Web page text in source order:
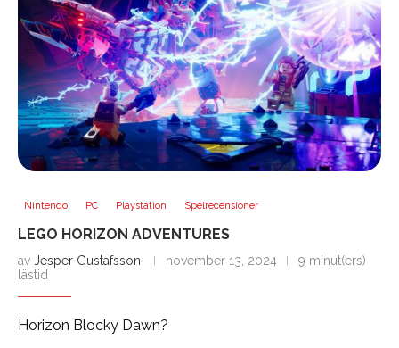
Nintendo PC Playstation Spelrecensioner
LEGO HORIZON ADVENTURES
av Jesper Gustafsson november 13, 2024
9 minut(ers)
lästid
Horizon Blocky Dawn?